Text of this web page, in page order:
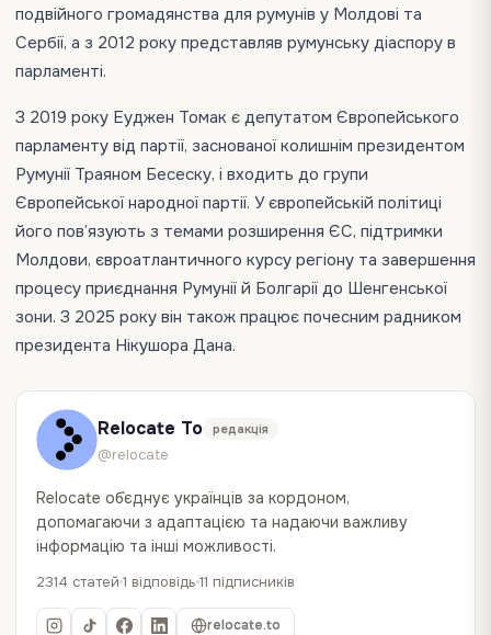
подвійного громадянства для румунів у Молдові та
Сербії, а з 2012 року представляв румунську діаспору в
парламенті.
З 2019 року Еуджен Томак є депутатом Європейського
парламенту від партії, заснованої колишнім президентом
Румунії Траяном Бесеску, і входить до групи
Європейської народної партії. У європейській політиці
його пов’язують з темами розширення ЄС, підтримки
Молдови, євроатлантичного курсу регіону та завершення
процесу приєднання Румунії й Болгарії до Шенгенської
зони. З 2025 року він також працює почесним радником
президента Нікушора Дана.
Relocate To редакція
@relocate
Relocate об`єднує українців за кордоном,
допомагаючи з адаптацією та надаючи важливу
інформацію та інші можливості.
2314 статей 1 відповідь 11 підписників
relocate.to